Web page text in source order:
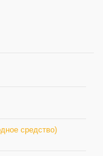
средство)